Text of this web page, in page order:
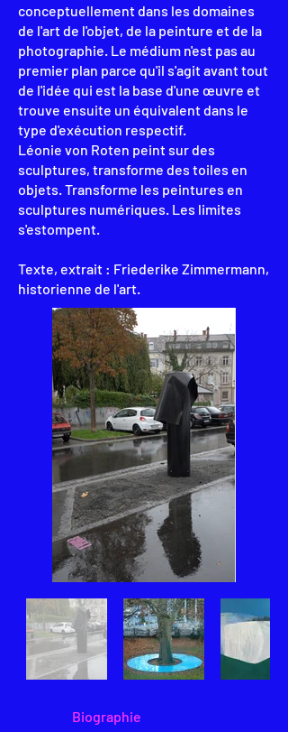
conceptuellement dans les domaines
de l'art de l'objet, de la peinture et de la
photographie. Le médium n'est pas au
premier plan parce qu'il s'agit avant tout
de l'idée qui est la base d'une œuvre et
trouve ensuite un équivalent dans le
type d'exécution respectif.
Léonie von Roten peint sur des
sculptures, transforme des toiles en
objets. Transforme les peintures en
sculptures numériques. Les limites
s'estompent.
Texte, extrait : Friederike Zimmermann,
historienne de l'art.
Biographie